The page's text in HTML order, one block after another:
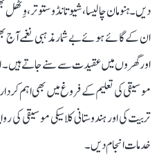
دیں۔ ہنومان چالیسا، شیو تانڈو ستوتر،
ان کے گائے ہوئے بے شمار مذہبی نغمے
اور گھروں میں عقیدت سے سنے جاتے ہیں۔
موسیقی کی تعلیم کے فروغ میں بھی اہم
تربیت کی اور ہندوستانی کلاسیکی موسیقی
خدمات انجام دیں۔